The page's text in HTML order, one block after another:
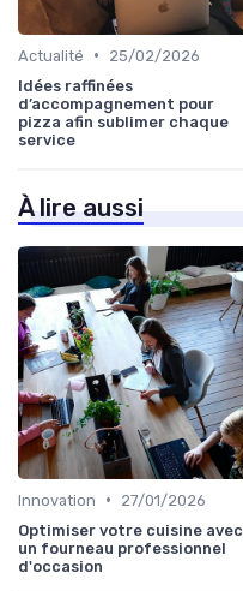
Actualité •
25/02/2026
Idées raffinées
d’accompagnement pour
pizza afin sublimer chaque
service
À lire aussi
Innovation •
27/01/2026
Optimiser votre cuisine avec
un fourneau professionnel
d'occasion